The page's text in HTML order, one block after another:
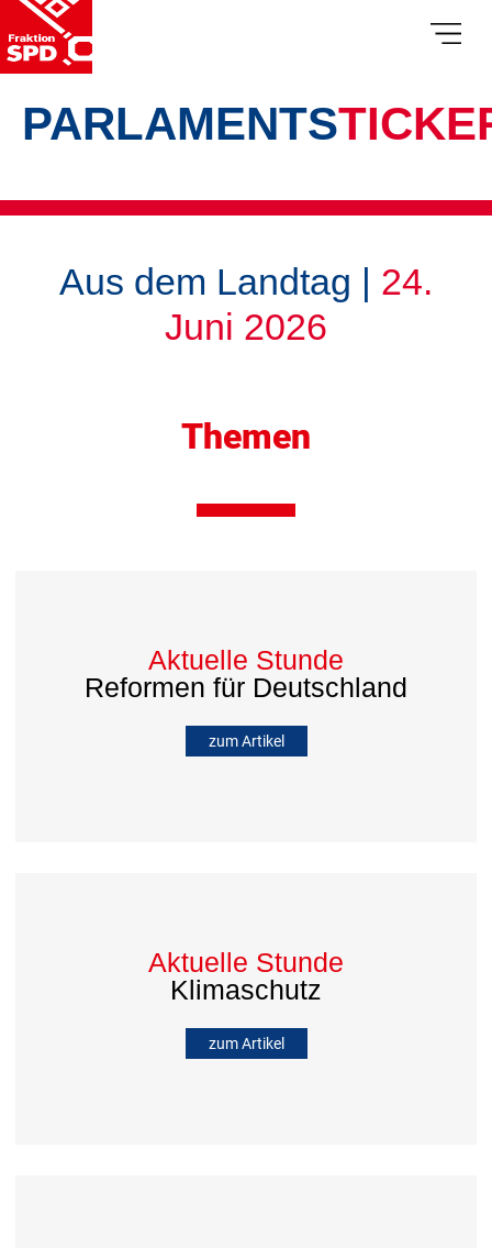
PARLAMENTS
Aus dem Landtag | 24.
Juni 2026
Themen
Aktuelle Stunde
Reformen für Deutschland
zum Artikel
Aktuelle Stunde
Klimaschutz
zum Artikel